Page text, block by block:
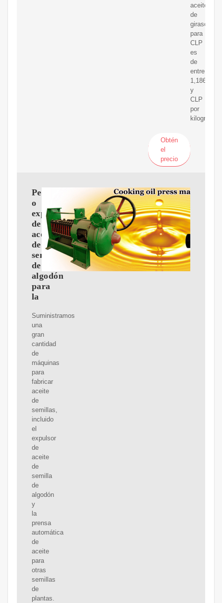
aceite
de
girasol
para
CLP
es
de
entre
1,186.20
y
CLP
por
kilogramo
Obtén
el
precio
Peque?
o
expulsor
de
aceite
de
semilla
de
algodón
para
la
Suministramos
una
gran
cantidad
de
máquinas
para
fabricar
aceite
de
semillas,
incluido
el
expulsor
de
aceite
de
semilla
de
algodón
y
la
prensa
automática
de
aceite
para
otras
semillas
de
plantas.